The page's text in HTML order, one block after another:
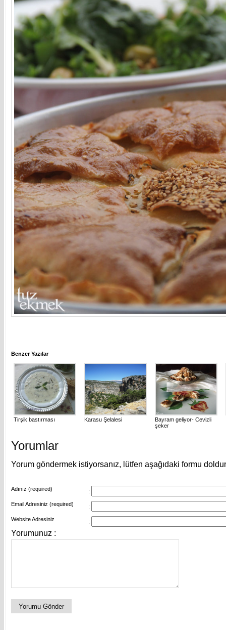
Benzer Yazılar
Tirşik bastırması Karasu Şelalesi
Bayram geliyor- Cevizli
şeker
Yorumlar
Yorum göndermek istiyorsanız, lütfen aşağıdaki formu
Adınız (required) :
Email Adresiniz (required) :
Website Adresiniz :
Yorumunuz :